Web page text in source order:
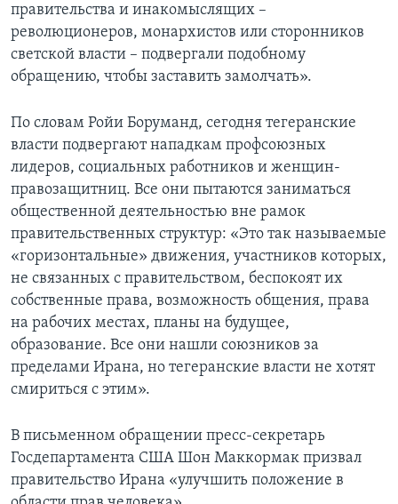
правительства и инакомыслящих –
революционеров, монархистов или сторонников
светской власти – подвергали подобному
обращению, чтобы заставить замолчать».
По словам Ройи Боруманд, сегодня тегеранские
власти подвергают нападкам профсоюзных
лидеров, социальных работников и женщин-
правозащитниц. Все они пытаются заниматься
общественной деятельностью вне рамок
правительственных структур: «Это так называемые
«горизонтальные» движения, участников которых,
не связанных с правительством, беспокоят их
собственные права, возможность общения, права
на рабочих местах, планы на будущее,
образование. Все они нашли союзников за
пределами Ирана, но тегеранские власти не хотят
смириться с этим».
В письменном обращении пресс-секретарь
Госдепартамента США Шон Маккормак призвал
правительство Ирана «улучшить положение в